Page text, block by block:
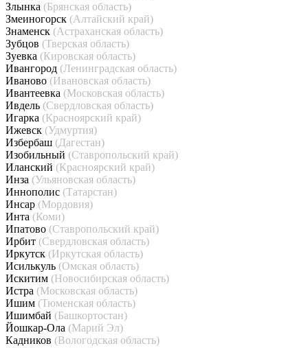
Злынка (Брянская область)
Змеиногорск (Алтайский край)
Знаменск (Астраханская область)
Зубцов (Тверская область)
Зуевка (Кировская область)
Ивангород (Ленинградская область)
Иваново (Ивановская область)
Ивантеевка (Московская область)
Ивдель (Свердловская область)
Игарка (Красноярский край)
Ижевск (Удмуртия)
Избербаш (Дагестан)
Изобильный (Ставропольский край)
Иланский (Красноярский край)
Инза (Ульяновская область)
Иннополис (Татарстан)
Инсар (Мордовия)
Инта (Коми)
Ипатово (Ставропольский край)
Ирбит (Свердловская область)
Иркутск (Иркутская область)
Исилькуль (Омская область)
Искитим (Новосибирская область)
Истра (Московская область)
Ишим (Тюменская область)
Ишимбай (Башкортостан)
Йошкар-Ола (Марий Эл)
Кадников (Вологодская область)